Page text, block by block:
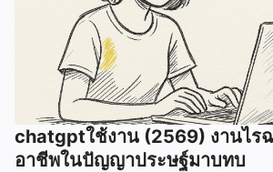
chatgptใช้งาน (2569) งานไ
อาชีพในปัญญาประษฐ์มาบทบ